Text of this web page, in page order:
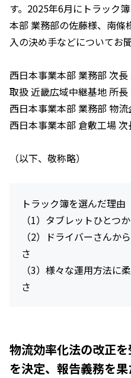
す。2025年6月にトラック
本部 業務部の佐藤様、南條
入の決め手などについてお
西日本事業本部 業務部 次
取扱 近畿広域中継基地 所
西日本事業本部 業務部 物
西日本事業本部 倉敷工場
（以下、敬称略）
トラック簿を選んだ理由
（1）タブレットひとつ
（2）ドライバーさんか
さ
（3）様々な運用方法に
さ
物流効率化法の改正
を決定、報告義務を